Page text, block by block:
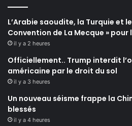
L’Arabie saoudite, la Turquie et
Convention de La Mecque »
il y a 2 heures
Officiellement.. Trump interdit
américaine par le droit du sol
il y a 3 heures
Un nouveau séisme frappe la
blessés
il y a 4 heures